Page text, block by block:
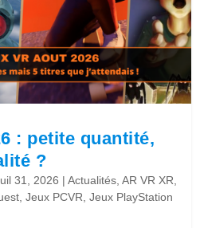
: petite quantité,
?
31, 2026 |Actualités ,AR VR XR
,Jeux PCVR ,Jeux PlayStation